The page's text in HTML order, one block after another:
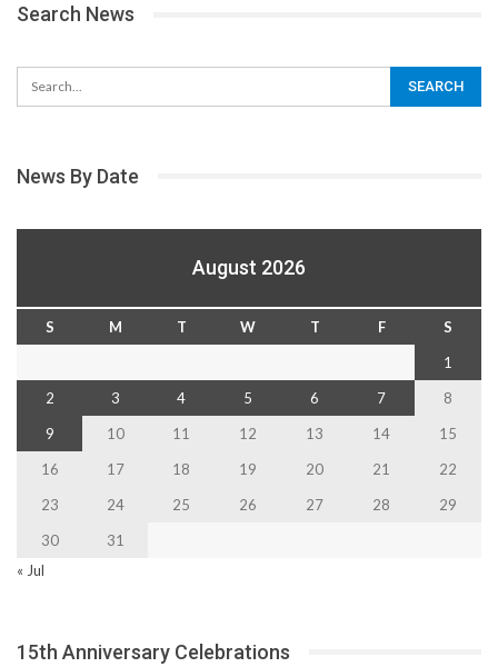
Search News
News By Date
August 2026
S M T W T F
S
1
2
3 4 5 6 7
8
9
10 11 12 13 14
15
16
17 18 19 20 21
22
23
24 25 26 27 28
29
30
31
« Jul
15th Anniversary Celebrations